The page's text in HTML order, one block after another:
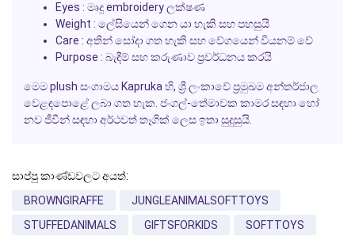
Eyes : මෘදු embroidery ලක්ෂණ
Weight : ලේසියෙන් ගෙන යා හැකි සහ පහසුයි
Care : අතින් සෝදා ගත හැකි සහ වේගයෙන් වියනම් වේ
Purpose : බැඳීම් සහ කරුණාව ප්‍රවර්ධනය කරයි
මෙම plush සංගාමය Kapruka හි, ශ්‍රී ලංකාවේ ප්‍රමුඛම අන්තර්ජාල
වෙළඳපොළේ ලබා ගත හැක. ජංගල්-තේමාවක කාමර සඳහා හෝ
නව ජීවීන් සඳහා අර්ථවත් තෑගික් ලෙස ඉතා සුදුසුයි.
සාප්පු කාණ්ඩවලට අයත්:
BROWNGIRAFFE
JUNGLEANIMALSOFTTOYS
STUFFEDANIMALS
GIFTSFORKIDS SOFTTOYS